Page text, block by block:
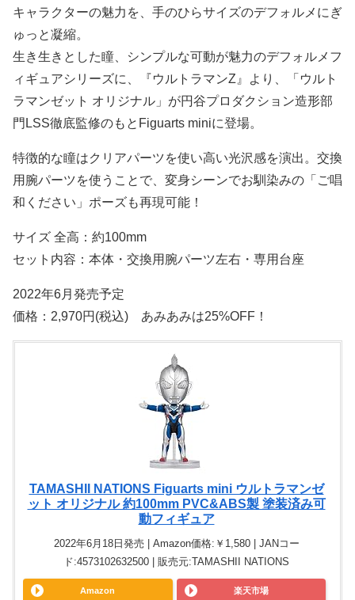
キャラクターの魅力を、手のひらサイズのデフォルメにぎ
ゅっと凝縮。
生き生きとした瞳、シンプルな可動が魅力のデフォルメフ
ィギュアシリーズに、『ウルトラマンZ』より、「ウルト
ラマンゼット オリジナル」が円谷プロダクション造形部
門LSS徹底監修のもとFiguarts miniに登場。
特徴的な瞳はクリアパーツを使い高い光沢感を演出。交換
用腕パーツを使うことで、変身シーンでお馴染みの「ご唱
和ください」ポーズも再現可能！
サイズ 全高：約100mm
セット内容：本体・交換用腕パーツ左右・専用台座
2022年6月発売予定
価格：2,970円(税込) あみあみは25%OFF！
TAMASHII NATIONS Figuarts mini ウルトラマンゼ
ット オリジナル 約100mm PVC&ABS製 塗装済み可
動フィギュア
2022年6月18日発売 | Amazon価格:￥1,580 | JANコー
ド:4573102632500 | 販売元:TAMASHII NATIONS
Amazon 楽天市場